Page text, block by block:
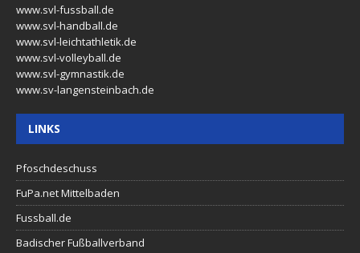
www.svl-fussball.de
www.svl-handball.de
www.svl-leichtathletik.de
www.svl-volleyball.de
www.svl-gymnastik.de
www.sv-langensteinbach.de
LINKS
Pfoschdeschuss
FuPa.net Mittelbaden
Fussball.de
Badischer Fußballverband